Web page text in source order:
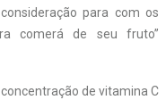
para com os
comerá de seu fruto”
de vitamina C